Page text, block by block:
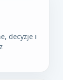
decyzje i